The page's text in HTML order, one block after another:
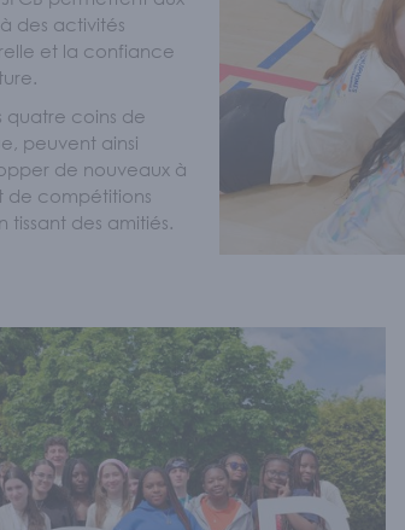
des activités
et la confiance
quatre coins de
peuvent ainsi
de nouveaux à
de compétitions
tissant des amitiés.